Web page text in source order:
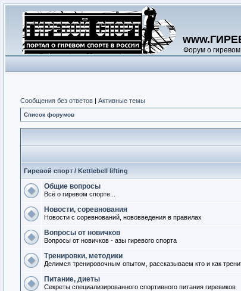
Форум о
Сообщения без ответов | Активные темы
Список форумов
Гиревой спорт / Kettlebell lifting
Общие вопросы
Всё о гиревом спорте...
Новости, соревнования
Новости с соревнований, нововведения в правилах
Вопросы от новичков
Вопросы от новичков - азы гиревого спорта
Тренировки, методики
Делимся тренировочным опытом, рассказываем кто и как
Питание, диеты
Секреты специализированного спортивного питания гиревиков